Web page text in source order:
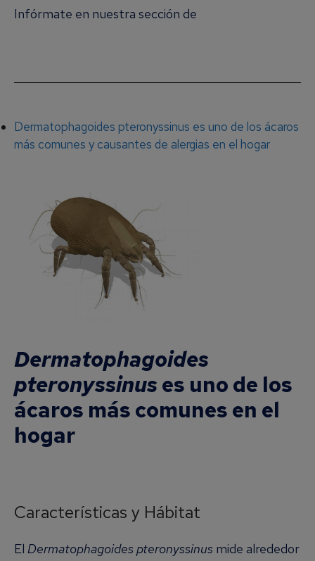
Infórmate en nuestra sección de
Dermatophagoides pteronyssinus es uno de los ácaros
más comunes y causantes de alergias en el hogar
Dermatophagoides
pteronyssinus es uno de los
ácaros más comunes en el
hogar
Características y Hábitat
El Dermatophagoides pteronyssinus mide alrededor